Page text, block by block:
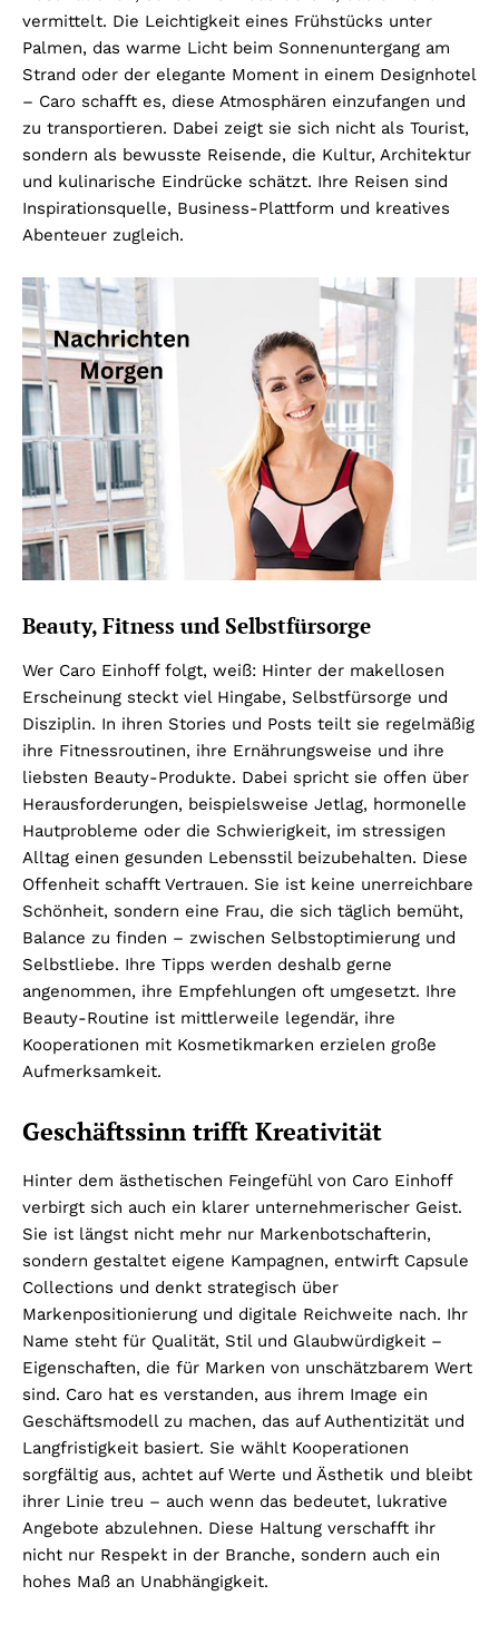
vermittelt. Die Leichtigkeit eines Frühstücks unter
Palmen, das warme Licht beim Sonnenuntergang am
Strand oder der elegante Moment in einem Designhotel
– Caro schafft es, diese Atmosphären einzufangen und
zu transportieren. Dabei zeigt sie sich nicht als Tourist,
sondern als bewusste Reisende, die Kultur, Architektur
und kulinarische Eindrücke schätzt. Ihre Reisen sind
Inspirationsquelle, Business-Plattform und kreatives
Abenteuer zugleich.
Beauty, Fitness und Selbstfürsorge
Wer Caro Einhoff folgt, weiß: Hinter der makellosen
Erscheinung steckt viel Hingabe, Selbstfürsorge und
Disziplin. In ihren Stories und Posts teilt sie regelmäßig
ihre Fitnessroutinen, ihre Ernährungsweise und ihre
liebsten Beauty-Produkte. Dabei spricht sie offen über
Herausforderungen, beispielsweise Jetlag, hormonelle
Hautprobleme oder die Schwierigkeit, im stressigen
Alltag einen gesunden Lebensstil beizubehalten. Diese
Offenheit schafft Vertrauen. Sie ist keine unerreichbare
Schönheit, sondern eine Frau, die sich täglich bemüht,
Balance zu finden – zwischen Selbstoptimierung und
Selbstliebe. Ihre Tipps werden deshalb gerne
angenommen, ihre Empfehlungen oft umgesetzt. Ihre
Beauty-Routine ist mittlerweile legendär, ihre
Kooperationen mit Kosmetikmarken erzielen große
Aufmerksamkeit.
Geschäftssinn trifft Kreativität
Hinter dem ästhetischen Feingefühl von Caro Einhoff
verbirgt sich auch ein klarer unternehmerischer Geist.
Sie ist längst nicht mehr nur Markenbotschafterin,
sondern gestaltet eigene Kampagnen, entwirft Capsule
Collections und denkt strategisch über
Markenpositionierung und digitale Reichweite nach. Ihr
Name steht für Qualität, Stil und Glaubwürdigkeit –
Eigenschaften, die für Marken von unschätzbarem Wert
sind. Caro hat es verstanden, aus ihrem Image ein
Geschäftsmodell zu machen, das auf Authentizität und
Langfristigkeit basiert. Sie wählt Kooperationen
sorgfältig aus, achtet auf Werte und Ästhetik und bleibt
ihrer Linie treu – auch wenn das bedeutet, lukrative
Angebote abzulehnen. Diese Haltung verschafft ihr
nicht nur Respekt in der Branche, sondern auch ein
hohes Maß an Unabhängigkeit.